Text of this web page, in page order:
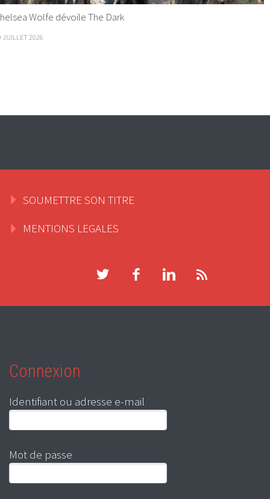
Wolfe dévoile The Dark
JUILLET 2026
SOUMETTRE SON TITRE
MENTIONS LEGALES
Connexion
Identifiant ou adresse e-mail
Mot de passe